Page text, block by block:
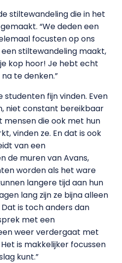
stiltewandeling die in het
“We deden een
focusten op ons
stiltewandeling maakt,
kop hoor! Je hebt echt
te denken.”
studenten fijn vinden. Even
niet constant bereikbaar
mensen die ook met hun
vinden ze. En dat is ook
van een
de muren van Avans,
worden als het ware
langere tijd aan hun
lang zijn ze bijna alleen
is toch anders dan
met een
weer verdergaat met
is makkelijker focussen
kunt.”